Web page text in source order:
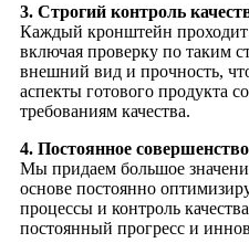
3. Строгий контроль
Каждый кронштейн проходит
включая проверку по таким
внешний вид и прочность,
аспекты готового продукта
требованиям качества.
4. Постоянное
Мы придаем большое
основе постоянно
процессы и контроль
постоянный прогресс и